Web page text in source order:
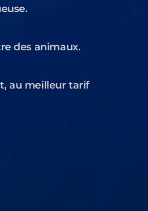
des animaux.
au meilleur tarif